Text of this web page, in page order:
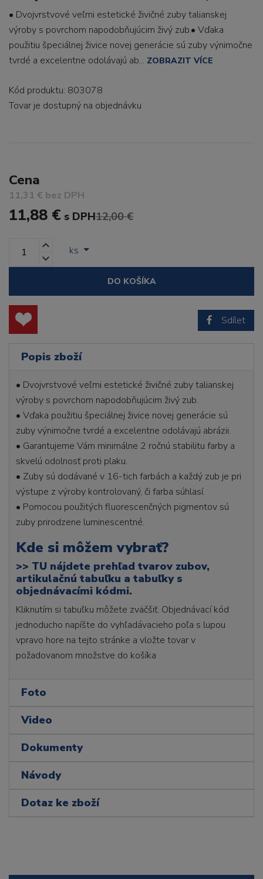
• Dvojvrstvové veľmi estetické živičné zuby talianskej
výroby s povrchom napodobňujúcim živý zub.• Vďaka
použitiu špeciálnej živice novej generácie sú zuby výnimočne
tvrdé a excelentne odolávajú ab... ZOBRAZIT VÍCE
Kód produktu: 803078
Tovar je dostupný na objednávku
Cena
11,31 € bez DPH
11,88 € s DPH12,00 €
ks
DO KOŠÍKA
Sdílet
Popis zboží
• Dvojvrstvové veľmi estetické živičné zuby talianskej
výroby s povrchom napodobňujúcim živý zub.
• Vďaka použitiu špeciálnej živice novej generácie sú
zuby výnimočne tvrdé a excelentne odolávajú abrázii.
• Garantujeme Vám minimálne 2 ročnú stabilitu farby a
skvelú odolnosť proti plaku.
• Zuby sú dodávané v 16-tich farbách a každý zub je pri
výstupe z výroby kontrolovaný, či farba súhlasí.
• Pomocou použitých fluorescenčných pigmentov sú
zuby prirodzene luminescentné.
Kde si môžem vybrať?
>> TU nájdete prehľad tvarov zubov,
artikulačnú tabuľku a tabuľky s
objednávacími kódmi.
Kliknutím si tabuľku môžete zväčšiť. Objednávací kód
jednoducho napíšte do vyhľadávacieho poľa s lupou
vpravo hore na tejto stránke a vložte tovar v
požadovanom množstve do košíka
Foto
Video
Dokumenty
Návody
Dotaz ke zboží